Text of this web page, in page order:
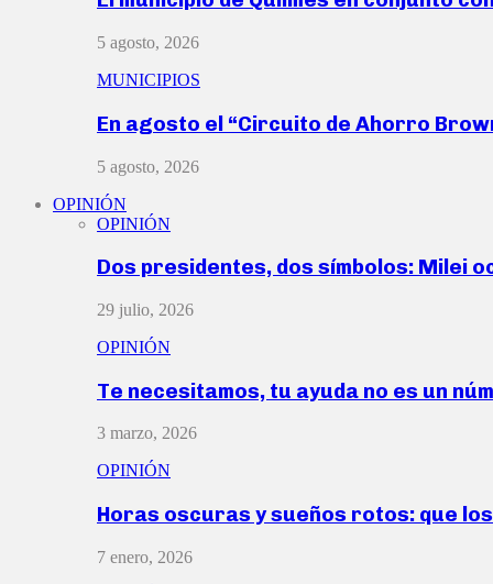
5 agosto, 2026
MUNICIPIOS
En agosto el “Circuito de Ahorro
5 agosto, 2026
OPINIÓN
OPINIÓN
Dos presidentes, dos símbolos: Milei
29 julio, 2026
OPINIÓN
Te necesitamos, tu ayuda no es un
3 marzo, 2026
OPINIÓN
Horas oscuras y sueños rotos: que
7 enero, 2026